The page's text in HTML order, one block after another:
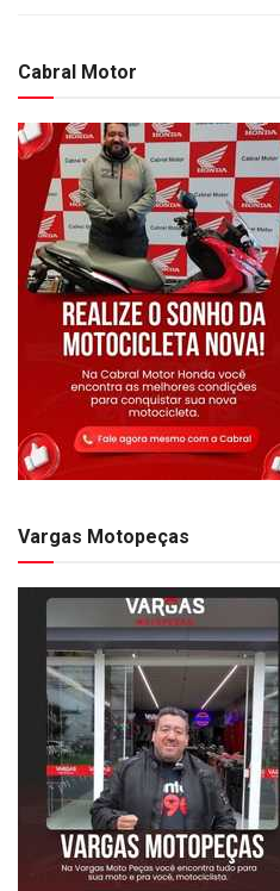
Cabral Motor
Vargas Motopeças